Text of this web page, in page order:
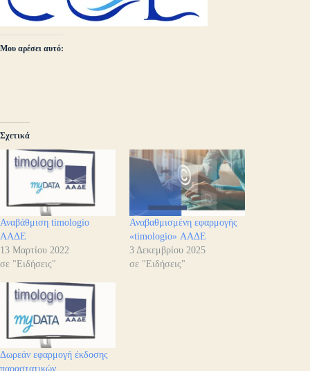
Μου αρέσει αυτό:
Σχετικά
Αναβάθμιση timologio
ΑΑΔΕ
13 Μαρτίου 2022
σε "Ειδήσεις"
Αναβαθμισμένη εφαρμογής
«timologio» ΑΑΔΕ
3 Δεκεμβρίου 2025
σε "Ειδήσεις"
Δωρεάν εφαρμογή έκδοσης
παραστατικών